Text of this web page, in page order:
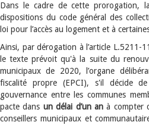
Dans le cadre de cette prorogation,
dispositions du code général des
loi pour l’accès au logement et à
Ainsi, par dérogation à l’article L.5211-
le texte prévoit qu'à la suite du
municipaux de 2020, l’organe
fiscalité propre (EPCI), s'il décide
gouvernance entre les communes
pacte dans un délai d’un anà compter
conseillers municipaux et